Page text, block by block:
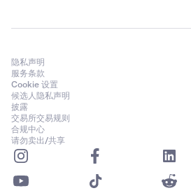
隐私声明
服务条款
Cookie 设置
候选人隐私声明
披露
交易所交易规则
合规中心
请勿卖出/共享